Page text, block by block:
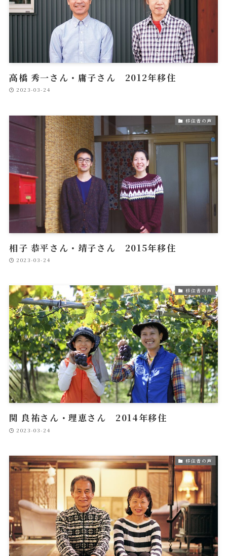
高橋 秀一さん・庸子さん 2012年移住
2023-03-24
移住者の声
相子 恭平さん・靖子さん 2015年移住
2023-03-24
移住者の声
関 良祐さん・理恵さん 2014年移住
2023-03-24
移住者の声